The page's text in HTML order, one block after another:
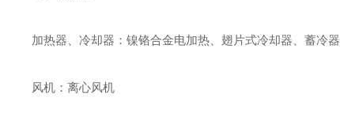
加热器、冷却器：镍铬合金电加热、翅片式冷却器、蓄冷器
风机：离心风机